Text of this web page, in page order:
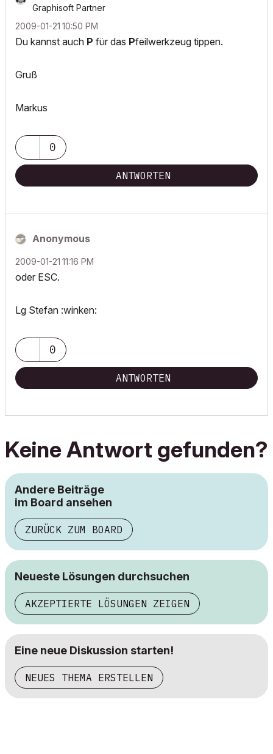
Graphisoft Partner
‎2009-01-21 10:50 PM
Du kannst auch P für das Pfeilwerkzeug tippen.
Gruß
Markus
0
ANTWORTEN
Anonymous
‎2009-01-21 11:16 PM
oder ESC.
Lg Stefan :winken:
0
ANTWORTEN
Keine Antwort gefunden?
Andere Beiträge
im Board ansehen
ZURÜCK ZUM BOARD
Neueste Lösungen durchsuchen
AKZEPTIERTE LÖSUNGEN ZEIGEN
Eine neue Diskussion starten!
NEUES THEMA ERSTELLEN